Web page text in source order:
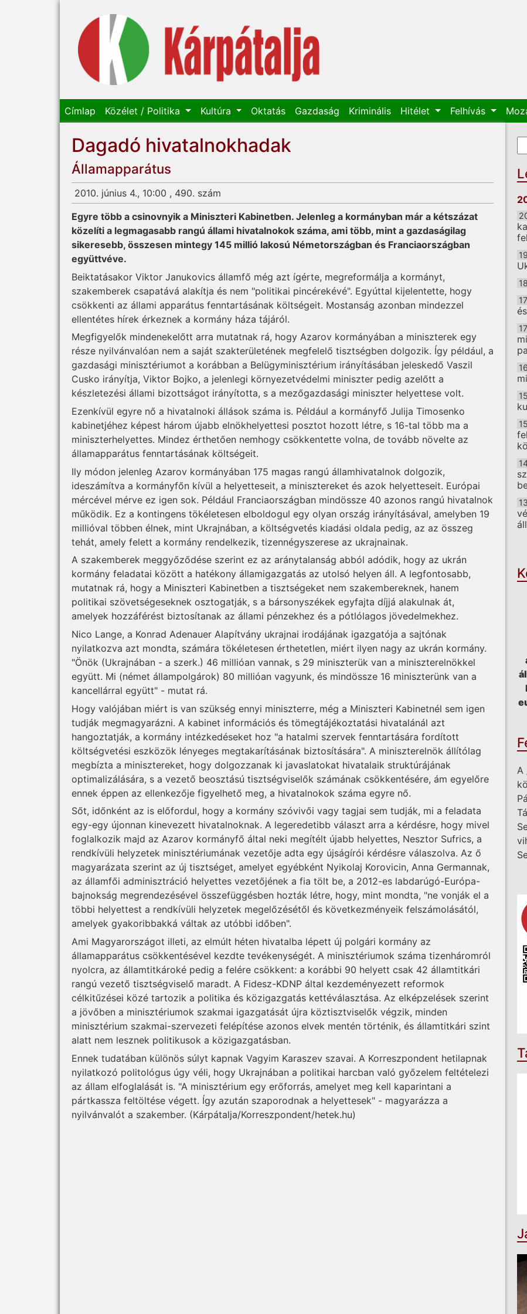
Címlap Közélet / Politika Kultúra Oktatás Gazdaság Kriminális Hitélet Felhívás
Dagadó hivatalnokhadak
Államapparátus
2010. június 4., 10:00 , 490. szám
Egyre több a csinovnyik a Miniszteri Kabinetben. Jelenleg a kormányban már a kétszázat
közelíti a legmagasabb rangú állami hivatalnokok száma, ami több, mint a gazdaságilag
sikeresebb, összesen mintegy 145 millió lakosú Németországban és Franciaországban
együttvéve.
Beiktatásakor Viktor Janukovics államfő még azt ígérte, megreformálja a kormányt,
szakemberek csapatává alakítja és nem "politikai pincérekévé". Egyúttal kijelentette, hogy
csökkenti az állami apparátus fenntartásának költségeit. Mostanság azonban mindezzel
ellentétes hírek érkeznek a kormány háza tájáról.
Megfigyelők mindenekelőtt arra mutatnak rá, hogy Azarov kormányában a miniszterek egy
része nyilvánvalóan nem a saját szakterületének megfelelő tisztségben dolgozik. Így például, a
gazdasági minisztériumot a korábban a Belügyminisztérium irányításában jeleskedő Vaszil
Cusko irányítja, Viktor Bojko, a jelenlegi környezetvédelmi miniszter pedig azelőtt a
készletezési állami bizottságot irányította, s a mezőgazdasági miniszter helyettese volt.
Ezenkívül egyre nő a hivatalnoki állások száma is. Például a kormányfő Julija Timosenko
kabinetjéhez képest három újabb elnökhelyettesi posztot hozott létre, s 16-tal több ma a
miniszterhelyettes. Mindez érthetően nemhogy csökkentette volna, de tovább növelte az
államapparátus fenntartásának költségeit.
Ily módon jelenleg Azarov kormányában 175 magas rangú államhivatalnok dolgozik,
ideszámítva a kormányfőn kívül a helyetteseit, a minisztereket és azok helyetteseit. Európai
mércével mérve ez igen sok. Például Franciaországban mindössze 40 azonos rangú hivatalnok
működik. Ez a kontingens tökéletesen elboldogul egy olyan ország irányításával, amelyben 19
millióval többen élnek, mint Ukrajnában, a költségvetés kiadási oldala pedig, az az összeg
tehát, amely felett a kormány rendelkezik, tizennégyszerese az ukrajnainak.
A szakemberek meggyőződése szerint ez az aránytalanság abból adódik, hogy az ukrán
kormány feladatai között a hatékony államigazgatás az utolsó helyen áll. A legfontosabb,
mutatnak rá, hogy a Miniszteri Kabinetben a tisztségeket nem szakembereknek, hanem
politikai szövetségeseknek osztogatják, s a bársonyszékek egyfajta díjjá alakulnak át,
amelyek hozzáférést biztosítanak az állami pénzekhez és a pótlólagos jövedelmekhez.
Nico Lange, a Konrad Adenauer Alapítvány ukrajnai irodájának igazgatója a sajtónak
nyilatkozva azt mondta, számára tökéletesen érthetetlen, miért ilyen nagy az ukrán kormány.
"Önök (Ukrajnában - a szerk.) 46 millióan vannak, s 29 miniszterük van a miniszterelnökkel
együtt. Mi (német állampolgárok) 80 millióan vagyunk, és mindössze 16 miniszterünk van a
kancellárral együtt" - mutat rá.
Hogy valójában miért is van szükség ennyi miniszterre, még a Miniszteri Kabinetnél sem igen
tudják megmagyarázni. A kabinet információs és tömegtájékoztatási hivatalánál azt
hangoztatják, a kormány intézkedéseket hoz "a hatalmi szervek fenntartására fordított
költségvetési eszközök lényeges megtakarításának biztosítására". A miniszterelnök állítólag
megbízta a minisztereket, hogy dolgozzanak ki javaslatokat hivatalaik struktúrájának
optimalizálására, s a vezető beosztású tisztségviselők számának csökkentésére, ám egyelőre
ennek éppen az ellenkezője figyelhető meg, a hivatalnokok száma egyre nő.
Sőt, időnként az is előfordul, hogy a kormány szóvivői vagy tagjai sem tudják, mi a feladata
egy-egy újonnan kinevezett hivatalnoknak. A legeredetibb választ arra a kérdésre, hogy mivel
foglalkozik majd az Azarov kormányfő által neki megítélt újabb helyettes, Nesztor Sufrics, a
rendkívüli helyzetek minisztériumának vezetője adta egy újságírói kérdésre válaszolva. Az ő
magyarázata szerint az új tisztséget, amelyet egyébként Nyikolaj Korovicin, Anna Germannak,
az államfői adminisztráció helyettes vezetőjének a fia tölt be, a 2012-es labdarúgó-Európa-
bajnokság megrendezésével összefüggésben hozták létre, hogy, mint mondta, "ne vonják el a
többi helyettest a rendkívüli helyzetek megelőzésétől és következményeik felszámolásától,
amelyek gyakoribbakká váltak az utóbbi időben".
Ami Magyarországot illeti, az elmúlt héten hivatalba lépett új polgári kormány az
államapparátus csökkentésével kezdte tevékenységét. A minisztériumok száma tizenháromról
nyolcra, az államtitkároké pedig a felére csökkent: a korábbi 90 helyett csak 42 államtitkári
rangú vezető tisztségviselő maradt. A Fidesz-KDNP által kezdeményezett reformok
célkitűzései közé tartozik a politika és közigazgatás kettéválasztása. Az elképzelések szerint
a jövőben a minisztériumok szakmai igazgatását újra köztisztviselők végzik, minden
minisztérium szakmai-szervezeti felépítése azonos elvek mentén történik, és államtitkári szint
alatt nem lesznek politikusok a közigazgatásban.
Ennek tudatában különös súlyt kapnak Vagyim Karaszev szavai. A Korreszpondent hetilapnak
nyilatkozó politológus úgy véli, hogy Ukrajnában a politikai harcban való győzelem feltételezi
az állam elfoglalását is. "A minisztérium egy erőforrás, amelyet meg kell kaparintani a
pártkassza feltöltése végett. Így azután szaporodnak a helyettesek" - magyarázza a
nyilvánvalót a szakember. (Kárpátalja/Korreszpondent/hetek.hu)
A